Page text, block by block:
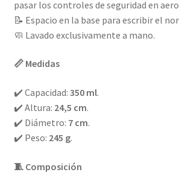
pasar los controles de seguridad en
📝 Espacio en la base para escribir el
🧼 Lavado exclusivamente a mano.
📏 Medidas
✔️ Capacidad: 350 ml.
✔️ Altura: 24,5 cm.
✔️ Diámetro: 7 cm.
✔️ Peso: 245 g.
🧵 Composición